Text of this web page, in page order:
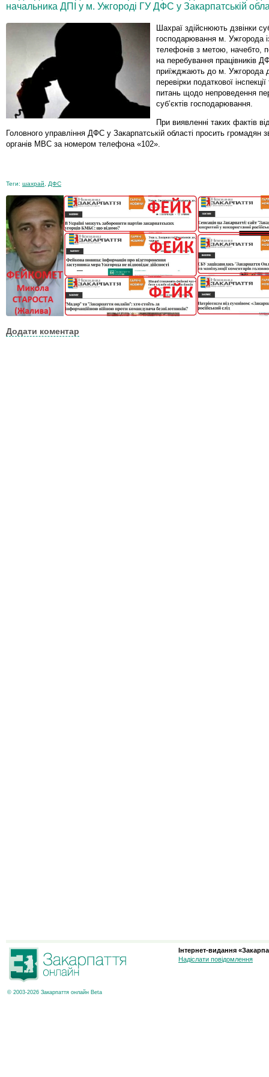
начальника ДПІ у м. Ужгороді ГУ ДФС у Закарпатській
Шахраї здійснюють дзвінки
господарювання м. Ужгорода
телефонів з метою, начебто,
на перебування працівників
приїжджають до м. Ужгорода
перевірки податкової
питань щодо непроведення
суб’єктів господарювання.
При виявленні таких фактів
Головного управління ДФС у Закарпатській області просить громадян
органів МВС за номером телефона «102».
Теги: шахрай ДФС
Додати коментар
© 2003-2026 Закарпаття онлайн Beta
Інтернет-видання
Надіслати повідомлення